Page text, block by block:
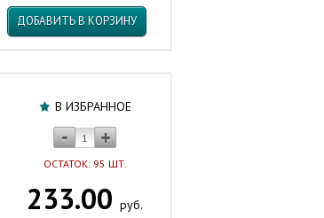
ДОБАВИТЬ В КОРЗИНУ
В ИЗБРАННОЕ
ОСТАТОК: 95 ШТ.
233.00 руб.